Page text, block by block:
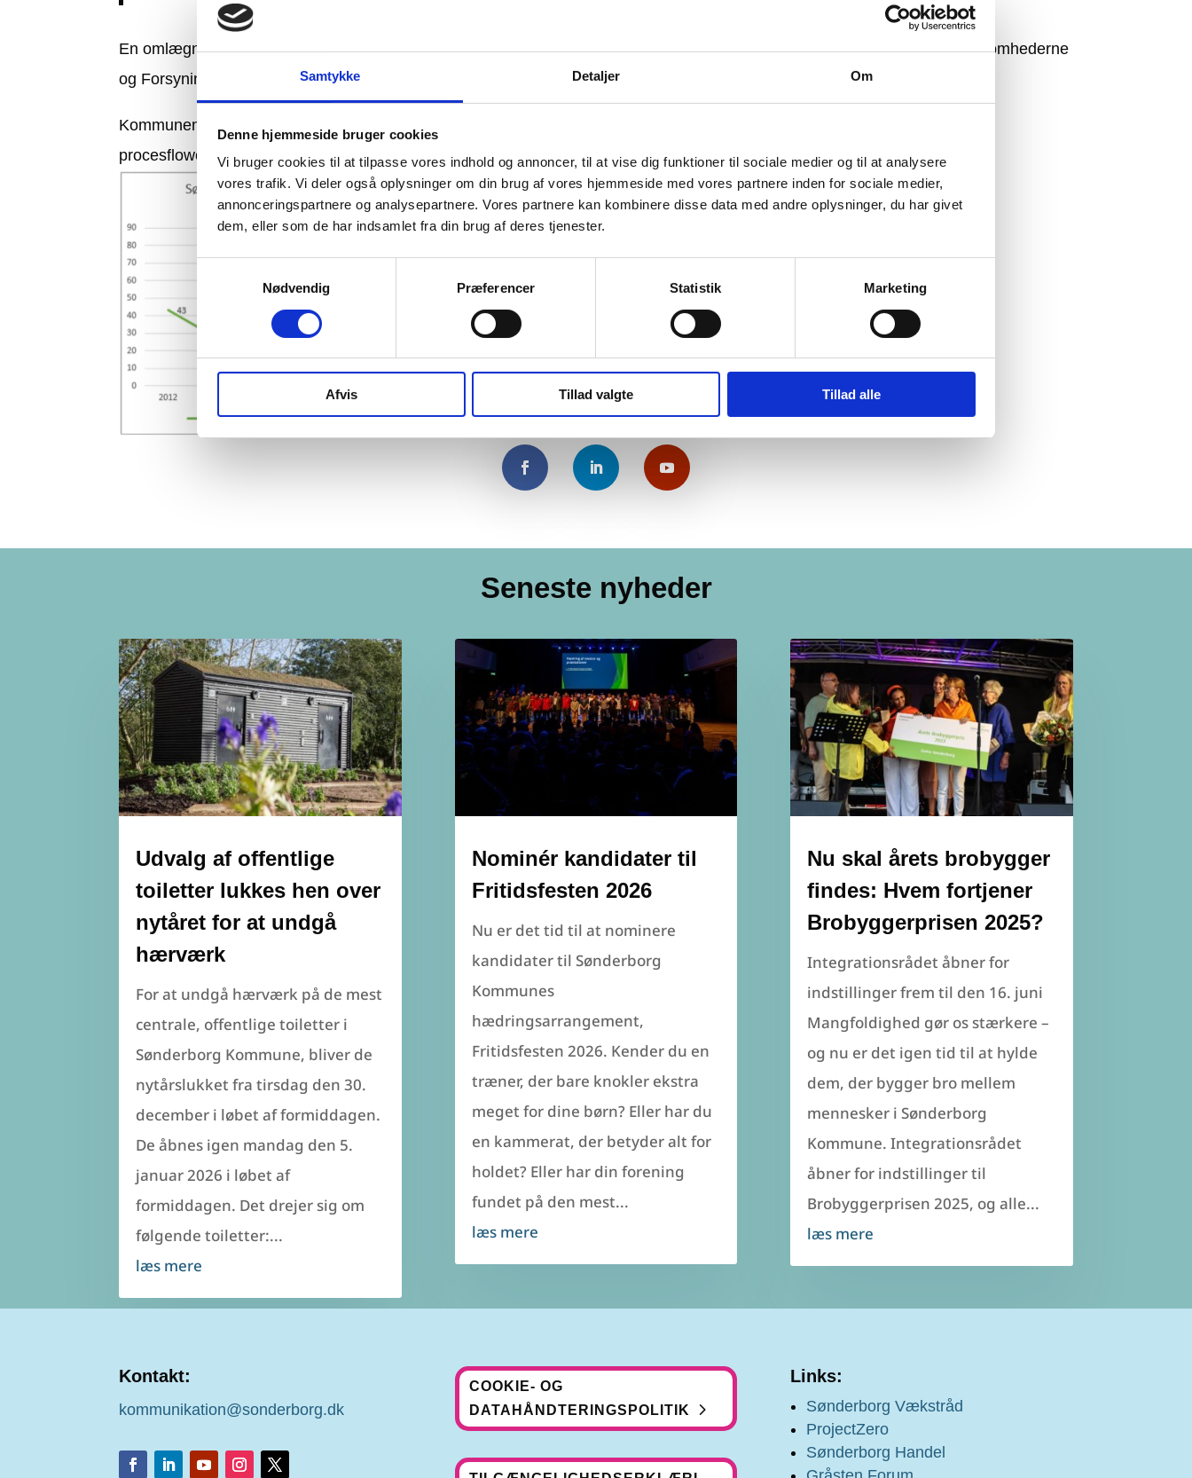
Samtykke Detaljer Om
Denne hjemmeside bruger cookies
Vi bruger cookies til at tilpasse vores indhold og annoncer, til at vise dig funktioner til sociale medier og til at analysere
vores trafik. Vi deler også oplysninger om din brug af vores hjemmeside med vores partnere inden for sociale medier,
annonceringspartnere og analysepartnere. Vores partnere kan kombinere disse data med andre oplysninger, du har givet
dem, eller som de har indsamlet fra din brug af deres tjenester.
Nødvendig
Præferencer Statistik Marketing
Afvis Tillad valgte Tillad alle
En omlægning af gebyropkrævning på genbrugspladserne vurderes at medføre mindre administrativt arbejde for både virksomhederne
og Forsyningen.
Kommunens afdelinger arbejder målrettet med at optimere og justere det tværfaglige samarbejde, for at holde tæt fokus på
procesflowet og kvaliteten i sagsbehandlingen, servicemål samt betydningen af god service til erhvervslivet.
Seneste nyheder
Udvalg af offentlige
toiletter lukkes hen over
nytåret for at undgå
hærværk
For at undgå hærværk på de mest
centrale, offentlige toiletter i
Sønderborg Kommune, bliver de
nytårslukket fra tirsdag den 30.
december i løbet af formiddagen.
De åbnes igen mandag den 5.
januar 2026 i løbet af
formiddagen. Det drejer sig om
følgende toiletter:...
læs mere
Nominér kandidater til
Fritidsfesten 2026
Nu er det tid til at nominere
kandidater til Sønderborg
Kommunes
hædringsarrangement,
Fritidsfesten 2026. Kender du en
træner, der bare knokler ekstra
meget for dine børn? Eller har du
en kammerat, der betyder alt for
holdet? Eller har din forening
fundet på den mest...
læs mere
Nu skal årets brobygger
findes: Hvem fortjener
Brobyggerprisen 2025?
Integrationsrådet åbner for
indstillinger frem til den 16. juni
Mangfoldighed gør os stærkere –
og nu er det igen tid til at hylde
dem, der bygger bro mellem
mennesker i Sønderborg
Kommune. Integrationsrådet
åbner for indstillinger til
Brobyggerprisen 2025, og alle...
læs mere
Kontakt:
kommunikation@sonderborg.dk
COOKIE- OG
DATAHÅNDTERINGSPOLITIK
Links:
Sønderborg Vækstråd
ProjectZero
Sønderborg Handel